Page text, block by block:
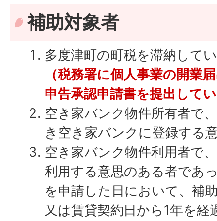
補助対象者
多度津町の町税を滞納して
（税務署に個人事業の開業
申告承認申請書を提出して
空き家バンク物件所有者で
き空き家バンクに登録する
空き家バンク物件利用者で
利用する意思のある者であ
を申請した日において、補
又は賃貸契約日から1年を経